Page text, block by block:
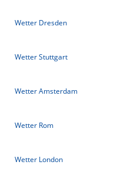
Wetter Dresden
Wetter Stuttgart
Wetter Amsterdam
Wetter Rom
Wetter London